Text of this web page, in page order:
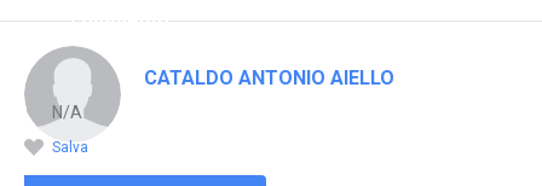
commento
CATALDO ANTONIO AIELLO
N/A
Salva